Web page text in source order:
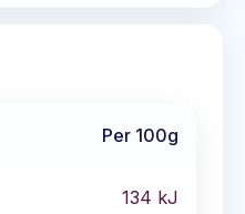
Per 100g
134 kJ